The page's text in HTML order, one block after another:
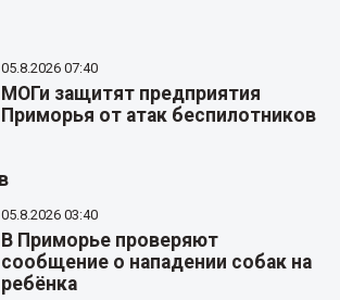
05.8.2026 07:40
МОГи защитят предприятия
Приморья от атак беспилотников
05.8.2026 03:40
В Приморье проверяют
сообщение о нападении собак на
ребёнка